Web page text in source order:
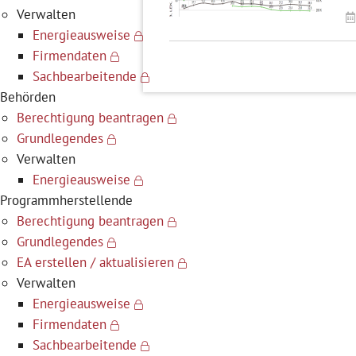
Verwalten
Energieausweise
Firmendaten
Sachbearbeitende
Behörden
Berechtigung beantragen
Grundlegendes
Verwalten
Energieausweise
Programmherstellende
Berechtigung beantragen
Grundlegendes
EA erstellen / aktualisieren
Verwalten
Energieausweise
Firmendaten
Sachbearbeitende